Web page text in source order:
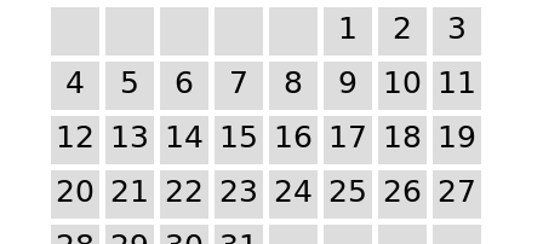
1 2
3
4
5 6 7 8 9 10 11
12 13 14 15 16 17 18 19
20 21 22 23 24 25 26 27